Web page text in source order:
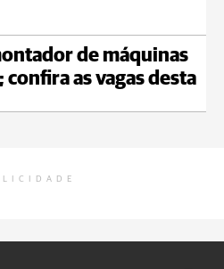
de máquinas
confira as vagas desta